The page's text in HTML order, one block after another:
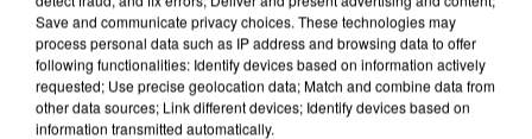
Save and communicate privacy choices. These technologies may
process personal data such as IP address and browsing data to offer
following functionalities: Identify devices based on information actively
requested; Use precise geolocation data; Match and combine data from
other data sources; Link different devices; Identify devices based on
information transmitted automatically.